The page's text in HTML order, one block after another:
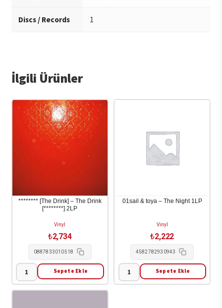
Discs / Records 1
İlgili Ürünler
******** [The Drink] – The Drink
[********] 2LP
Vinyl
₺2,734
0887833010518
********
[The
Sepete Ekle
01sail & toya – The Night 1LP
Vinyl
₺2,222
4582782930943
01sail
Sepete Ekle